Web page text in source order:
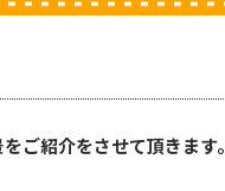
ご紹介をさせて頂きます。